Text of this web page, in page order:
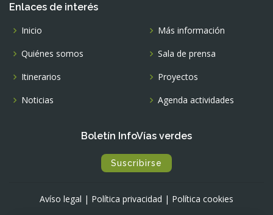
Enlaces de interés
Inicio
Quiénes somos
Itinerarios
Noticias
Más información
Sala de prensa
Proyectos
Agenda actividades
Boletín InfoVías verdes
Suscribirse
Avíso legal | Política privacidad | Política cookies